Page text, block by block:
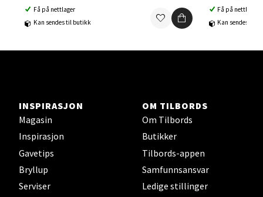
Få på nettlager
Kan sendes til butikk
Få på nettlager
Kan sendes til
INSPIRASJON
Magasin
Inspirasjon
Gavetips
Bryllup
Serviser
OM TILBORDS
Om Tilbords
Butikker
Tilbords-appen
Samfunnsansvar
Ledige stillinger
Sjøfartsgata 2, 7714 Steinkjer
0 i butikk
Leirvik - Stord
Torgbakken 2, 5401 Stord
Åpent i dag 10-17